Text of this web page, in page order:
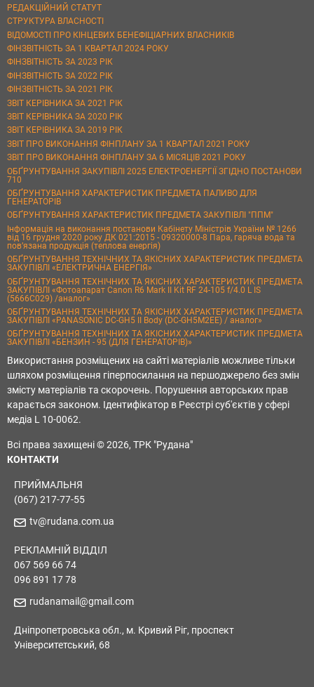
РЕДАКЦІЙНИЙ СТАТУТ
СТРУКТУРА ВЛАСНОСТІ
ВІДОМОСТІ ПРО КІНЦЕВИХ БЕНЕФІЦІАРНИХ ВЛАСНИКІВ
ФІНЗВІТНІСТЬ ЗА 1 КВАРТАЛ 2024 РОКУ
ФІНЗВІТНІСТЬ ЗА 2023 РІК
ФІНЗВІТНІСТЬ ЗА 2022 РІК
ФІНЗВІТНІСТЬ ЗА 2021 РІК
ЗВІТ КЕРІВНИКА ЗА 2021 РІК
ЗВІТ КЕРІВНИКА ЗА 2020 РІК
ЗВІТ КЕРІВНИКА ЗА 2019 РІК
ЗВІТ ПРО ВИКОНАННЯ ФІНПЛАНУ ЗА 1 КВАРТАЛ 2021 РОКУ
ЗВІТ ПРО ВИКОНАННЯ ФІНПЛАНУ ЗА 6 МІСЯЦІВ 2021 РОКУ
ОБҐРУНТУВАННЯ ЗАКУПІВЛІ 2025 ЕЛЕКТРОЕНЕРГІЇ ЗГІДНО ПОСТАНОВИ
710
ОБҐРУНТУВАННЯ ХАРАКТЕРИСТИК ПРЕДМЕТА ПАЛИВО ДЛЯ
ГЕНЕРАТОРІВ
ОБҐРУНТУВАННЯ ХАРАКТЕРИСТИК ПРЕДМЕТА ЗАКУПІВЛІ "ППМ"
Інформація на виконання постанови Кабінету Міністрів України № 1266
від 16 грудня 2020 року ДК 021:2015 - 09320000-8 Пара, гаряча вода та
пов’язана продукція (теплова енергія)
ОБҐРУНТУВАННЯ ТЕХНІЧНИХ ТА ЯКІСНИХ ХАРАКТЕРИСТИК ПРЕДМЕТА
ЗАКУПІВЛІ «ЕЛЕКТРИЧНА ЕНЕРГІЯ»
ОБҐРУНТУВАННЯ ТЕХНІЧНИХ ТА ЯКІСНИХ ХАРАКТЕРИСТИК ПРЕДМЕТА
ЗАКУПІВЛІ «Фотоапарат Canon R6 Mark II Kit RF 24-105 f/4.0 L IS
(5666C029) /аналог»
ОБҐРУНТУВАННЯ ТЕХНІЧНИХ ТА ЯКІСНИХ ХАРАКТЕРИСТИК ПРЕДМЕТА
ЗАКУПІВЛІ «PANASONIC DC-GH5 II Body (DC-GH5M2EE) / аналог»
ОБҐРУНТУВАННЯ ТЕХНІЧНИХ ТА ЯКІСНИХ ХАРАКТЕРИСТИК ПРЕДМЕТА
ЗАКУПІВЛІ «БЕНЗИН - 95 (ДЛЯ ГЕНЕРАТОРІВ)»
Використання розміщених на сайті матеріалів можливе тільки
шляхом розміщення гіперпосилання на першоджерело без змін
змісту матеріалів та скорочень. Порушення авторських прав
карається законом. Ідентифікатор в Реєстрі суб'єктів у сфері
медіа L 10-0062.
Всі права захищені © 2026, ТРК "Рудана"
КОНТАКТИ
ПРИЙМАЛЬНЯ
(067) 217-77-55
tv@rudana.com.ua
РЕКЛАМНІЙ ВІДДІЛ
067 569 66 74
096 891 17 78
rudanamail@gmail.com
Дніпропетровська обл., м. Кривий Ріг, проспект
Університетський, 68